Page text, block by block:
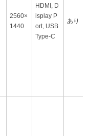
2560×
1440
HDMI, D
isplay P
ort, USB
Type-C
あり